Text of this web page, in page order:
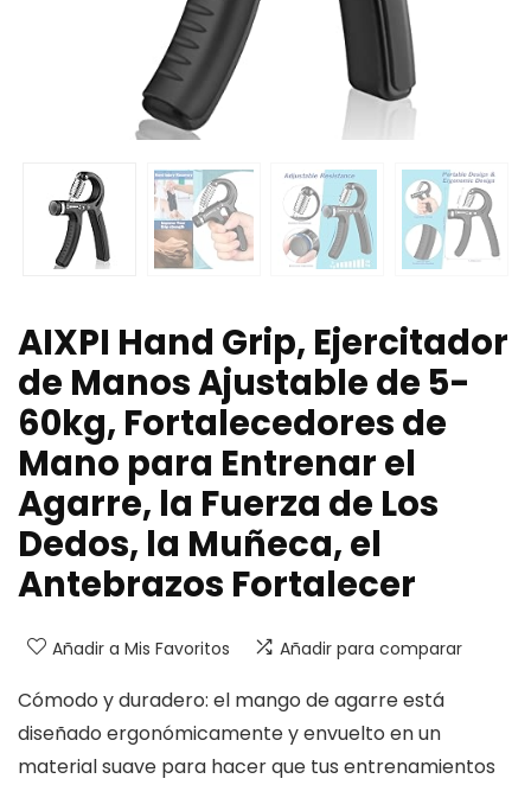
AIXPI Hand Grip, Ejercitador
de Manos Ajustable de 5-
60kg, Fortalecedores de
Mano para Entrenar el
Agarre, la Fuerza de Los
Dedos, la Muñeca, el
Antebrazos Fortalecer
Añadir a Mis Favoritos Añadir para comparar
Cómodo y duradero: el mango de agarre está
diseñado ergonómicamente y envuelto en un
material suave para hacer que tus entrenamientos